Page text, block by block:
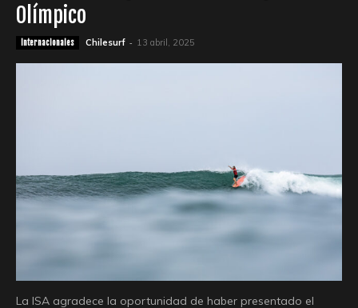
Olímpico
Internacionales Chilesurf - 13 abril, 2025
La ISA agradece la oportunidad de haber presentado el